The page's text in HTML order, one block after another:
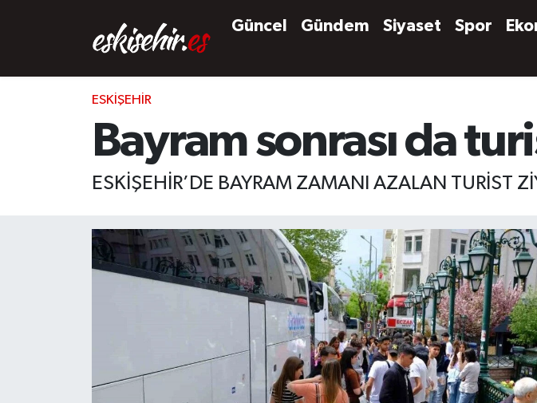
Güncel Gündem Siyaset Spor
ESKIŞEHIR
Bayram sonrası da
ESKİŞEHİR’DE BAYRAM ZAMANI AZALAN TURİST